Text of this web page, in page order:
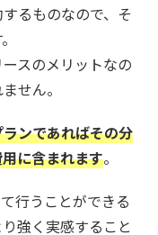
るものなので、そ
スのメリットなの
せん。
ンであればその分
に含まれます。
行うことができる
強く実感すること